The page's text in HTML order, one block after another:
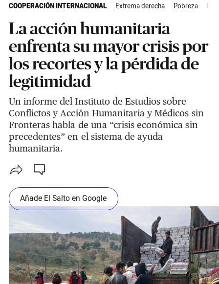
COOPERACIÓN INTERNACIONAL Extrema derecha Pobreza
La acción humanitaria
enfrenta su mayor crisis por
los recortes y la pérdida de
legitimidad
Un informe del Instituto de Estudios sobre
Conflictos y Acción Humanitaria y Médicos sin
Fronteras habla de una “crisis económica sin
precedentes” en el sistema de ayuda
humanitaria.
Añade El Salto en Google